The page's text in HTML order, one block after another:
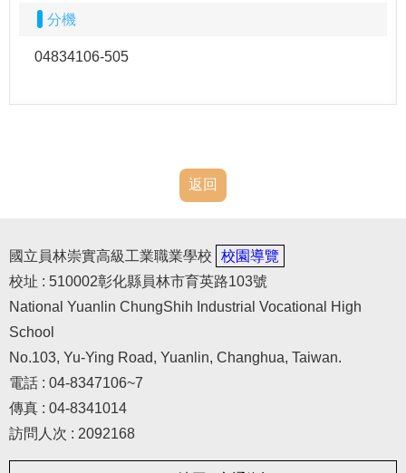
分機
04834106-505
返回
國立員林崇實高級工業職業學校
校園導覽
校址 : 510002彰化縣員林市育英路103號
National Yuanlin ChungShih Industrial Vocational High
School
No.103, Yu-Ying Road, Yuanlin, Changhua, Taiwan.
電話 : 04-8347106~7
傳真 : 04-8341014
訪問人次 : 2092168